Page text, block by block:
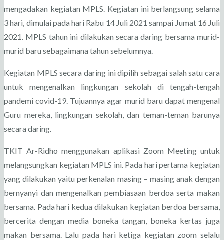
mengadakan kegiatan MPLS. Kegiatan ini berlangsung selama
3 hari, dimulai pada hari Rabu 14 Juli 2021 sampai Jumat 16 Juli
2021. MPLS tahun ini dilakukan secara daring bersama murid-
murid baru sebagaimana tahun sebelumnya.
Kegiatan MPLS secara daring ini dipilih sebagai salah satu cara
untuk mengenalkan lingkungan sekolah di tengah-tengah
pandemi covid-19. Tujuannya agar murid baru dapat mengenal
Guru mereka, lingkungan sekolah, dan teman-teman barunya
secara daring.
TKIT Ar-Ridho menggunakan aplikasi Zoom Meeting untuk
melangsungkan kegiatan MPLS ini. Pada hari pertama kegiatan
yang dilakukan yaitu perkenalan masing – masing anak dengan
bernyanyi dan mengenalkan pembiasaan berdoa serta makan
bersama. Pada hari kedua dilakukan kegiatan berdoa bersama,
bercerita dengan media boneka tangan, boneka kertas juga
makan bersama. Lalu pada hari ketiga kegiatan zoom selalu